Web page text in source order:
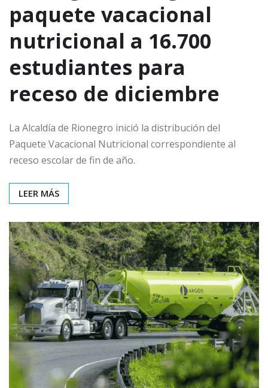
paquete vacacional
nutricional a 16.700
estudiantes para
receso de diciembre
La Alcaldía de Rionegro inició la distribución del
Paquete Vacacional Nutricional correspondiente al
receso escolar de fin de año.
LEER MÁS